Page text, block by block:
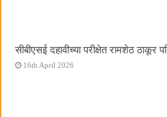
सीबीएसई दहावीच्या परीक्षेत रामशेठ
16th April 2026